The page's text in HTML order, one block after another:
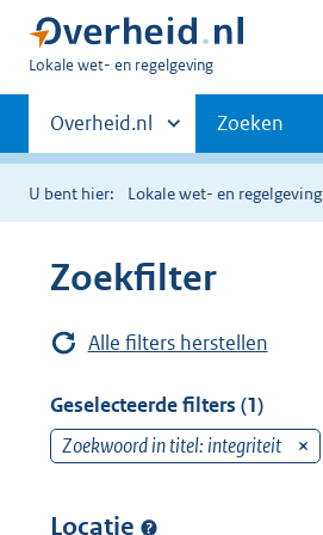
U
hier:
Lokale wet- en regelgeving
Primaire
navigatie
Andere
sites
binnen
Overheid.nl Zoeken
U bent hier: Lokale wet- en regelgeving
Zoekfilter
Alle filters herstellen
Geselecteerde filters (1)
Zoekwoord in titel: integriteit
Locatie